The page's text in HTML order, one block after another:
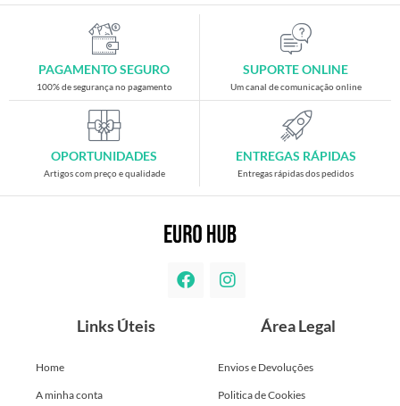
PAGAMENTO SEGURO
100% de segurança no pagamento
SUPORTE ONLINE
Um canal de comunicação online
OPORTUNIDADES
Artigos com preço e qualidade
ENTREGAS RÁPIDAS
Entregas rápidas dos pedidos
Links Úteis
Home
A minha conta
Área Legal
Envios e Devoluções
Politica de Cookies